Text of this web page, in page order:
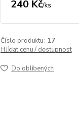
240 Kč/ks
Číslo produktu: 17
Hlídat cenu / dostupnost
Do oblíbených